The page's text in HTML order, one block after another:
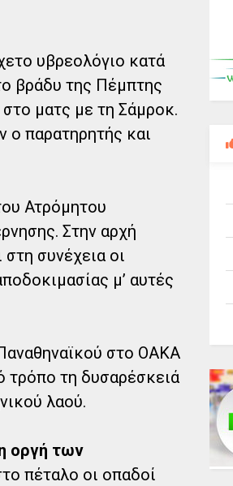
υβρεολόγιο κατά
βράδυ της Πέμπτης
ματς με τη Σάμροκ.
ο παρατηρητής και
Ατρόμητου
Στην αρχή
συνέχεια οι
μ’ αυτές
στο ΟΑΚΑ
τρόπο τη δυσαρέσκειά
λαού.
οργή των
πέταλο οι οπαδοί